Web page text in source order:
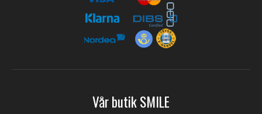
Vår butik SMILE